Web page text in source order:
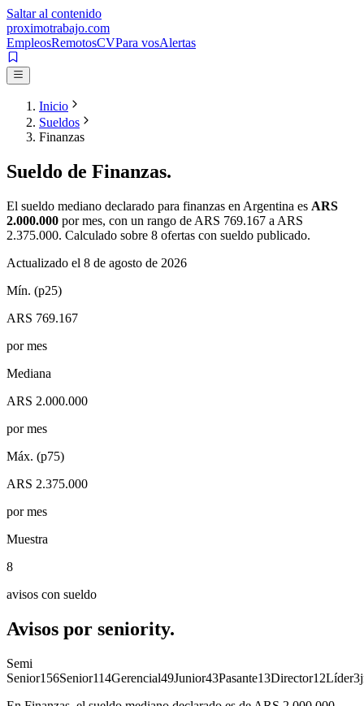
Saltar al contenido
proximotrabajo.com
EmpleosRemotosCVPara vosAlertas
Inicio
Sueldos
Finanzas
Sueldo de Finanzas.
El sueldo mediano declarado para finanzas en Argentina es ARS
2.000.000 por mes, con un rango de ARS 769.167 a ARS
2.375.000. Calculado sobre 8 ofertas con sueldo publicado.
Actualizado el 8 de agosto de 2026
Mín. (p25)
ARS 769.167
por mes
Mediana
ARS 2.000.000
por mes
Máx. (p75)
ARS 2.375.000
por mes
Muestra
8
avisos con sueldo
Avisos por seniority.
Semi
Senior156Senior114Gerencial49Junior43Pasante13Director12Líder3